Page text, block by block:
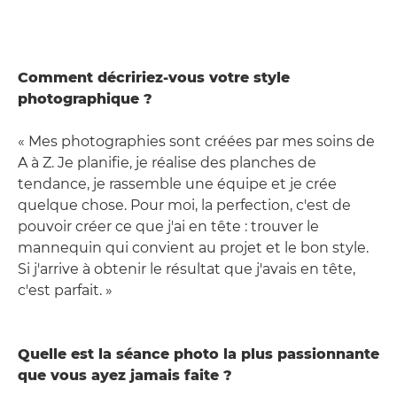
Comment décririez-vous votre style
photographique ?
« Mes photographies sont créées par mes soins de
A à Z. Je planifie, je réalise des planches de
tendance, je rassemble une équipe et je crée
quelque chose. Pour moi, la perfection, c'est de
pouvoir créer ce que j'ai en tête : trouver le
mannequin qui convient au projet et le bon style.
Si j'arrive à obtenir le résultat que j'avais en tête,
c'est parfait. »
Quelle est la séance photo la plus passionnante
que vous ayez jamais faite ?